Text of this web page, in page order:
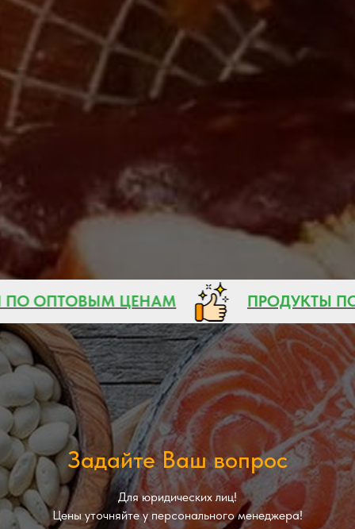
ПО ОПТОВЫМ ЦЕНАМ ПРОДУКТЫ
Задайте Ваш вопрос
Для юридических лиц!
Цены уточняйте у персонального менеджера!